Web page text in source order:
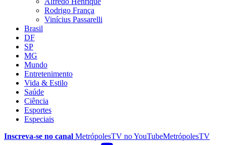
Rodrigo França
Vinícius Passarelli
Brasil
DF
SP
MG
Mundo
Entretenimento
Vida & Estilo
Saúde
Ciência
Esportes
Especiais
Inscreva-se no canal MetrópolesTV noYouTubeMetrópolesTV